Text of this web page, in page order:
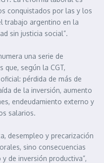
conquistados por las y los
trabajo argentino en la
sin justicia social”.
una serie de
que, según la CGT,
pérdida de más de
de la inversión, aumento
endeudamiento externo y
salarios.
desempleo y precarización
sino consecuencias
de inversión productiva”,